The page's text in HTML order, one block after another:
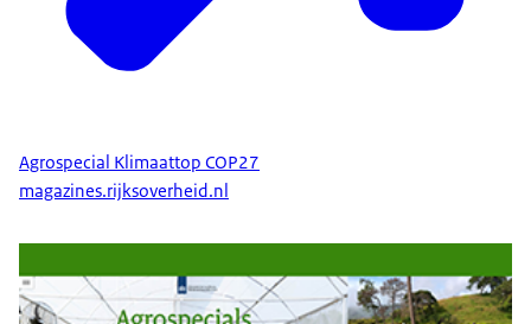
Agrospecial Klimaattop COP27
magazines.rijksoverheid.nl